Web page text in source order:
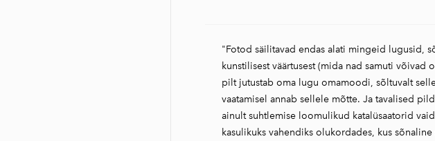
"Fotod säilitavad endas alati mingeid lugusid,
kunstilisest väärtusest (mida nad samuti võivad
pilt jutustab oma lugu omamoodi, sõltuvalt
vaatamisel annab sellele mõtte. Ja tavalised
ainult suhtlemise loomulikud katalüsaatorid
kasulikuks vahendiks olukordades, kus